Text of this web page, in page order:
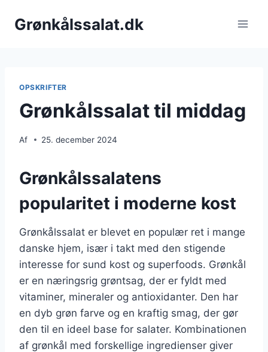
Grønkålssalat.dk
OPSKRIFTER
Grønkålssalat til middag
Af 25. december 2024
Grønkålssalatens
popularitet i moderne kost
Grønkålssalat er blevet en populær ret i mange
danske hjem, især i takt med den stigende
interesse for sund kost og superfoods. Grønkål
er en næringsrig grøntsag, der er fyldt med
vitaminer, mineraler og antioxidanter. Den har
en dyb grøn farve og en kraftig smag, der gør
den til en ideel base for salater. Kombinationen
af grønkål med forskellige ingredienser giver